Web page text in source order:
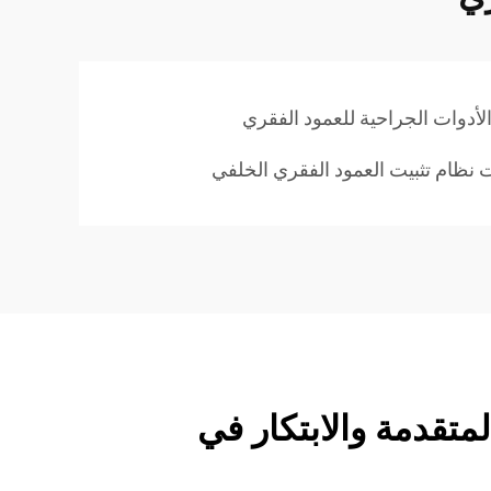
الجراحية للعمود الفقري
تثبيت العمود الفقري الخلفي
والابتكار في